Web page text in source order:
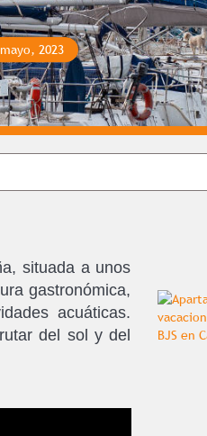
2023
situada a unos
gastronómica,
acuáticas.
del sol y del